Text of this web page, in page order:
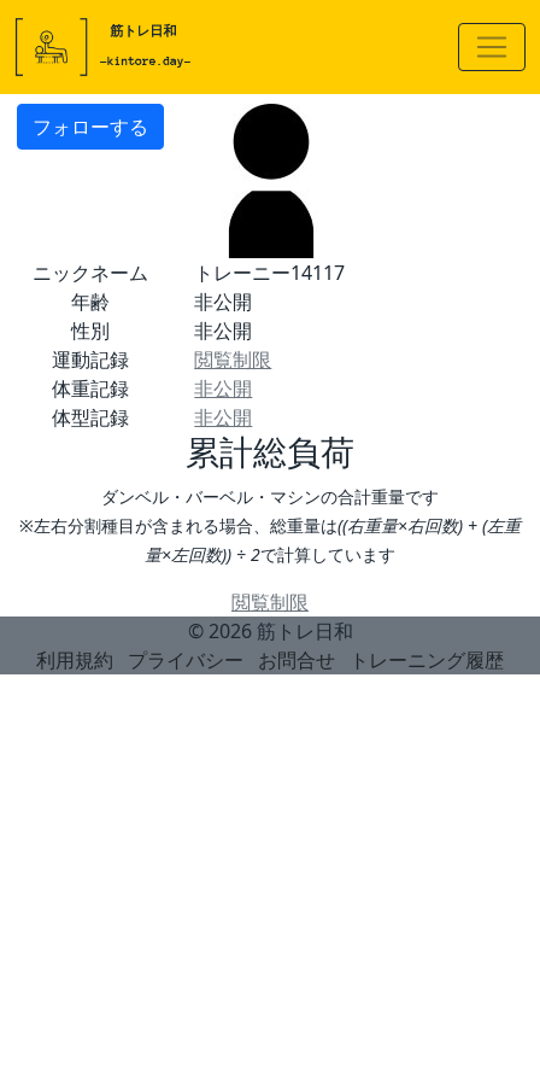
フォローする
ニックネーム
トレーニー14117
年齢
非公開
性別
非公開
運動記録
閲覧制限
体重記録
非公開
体型記録
非公開
累計総負荷
ダンベル・バーベル・マシンの合計重量です
※左右分割種目が含まれる場合、総重量は((右重量×右回数) + (左重
量×左回数)) ÷ 2で計算しています
閲覧制限
© 2026 筋トレ日和
利用規約
プライバシー お問合せ トレーニング履歴